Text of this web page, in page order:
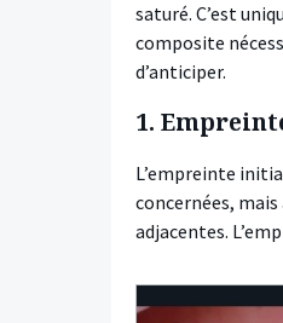
saturé. C’est
composite
d’anticiper.
1.
L’empreinte
concernées,
adjacentes.